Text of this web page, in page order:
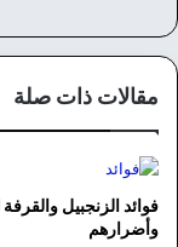
مقالات ذات صلة
فوائد الزنجبيل
وأضرارهم